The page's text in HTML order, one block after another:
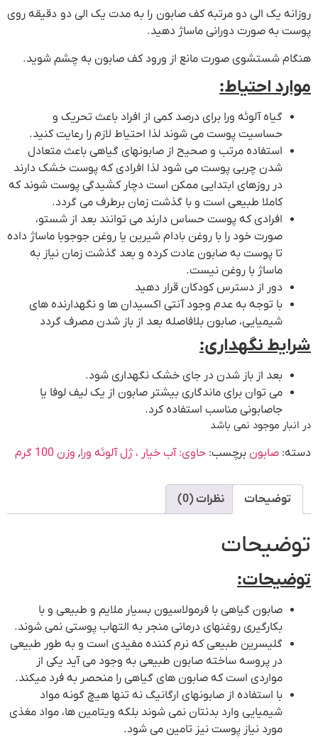
روزانه یک الی دو مرتبه کف صابون را به مدت یک الی دو دقیقه روی
پوست به صورت دورانی ماساژ دهید.
هنگام شستشوی صورت مانع از ورود کف صابون به چشم شوید.
موارد احتیاط:
گیاه آلوئه ورا برای درصد کمی از افراد باعث تحریک و
حساسیت پوست می شوند لذا احتیاط لازم را رعایت کنید.
استفاده مرتب و صحیح از صابونهای گیاهی باعث متعادل
شدن چربی پوست می شود لذا افرادی که پوست خشک دارند
در روزهای ابتدایی ممکن است دچار کشیدگی پوست شوند که
کاملا طبیعی است و با گذشت زمان برطرف می گردد.
افرادی که پوست حساس دارند می توانند بعد از شستو،
صورت خود را با روغن بادام شیرین یا روغن جوجوبا ماساژ داده
تا پوست به صابون عادت کرده و بعد گذشت زمان نیاز به
ماساژ با روغن نیست.
دور از دسترس کودکان قرار دهید
با توجه به عدم وجود آنتی اکسیدان ها و نگهدارنده های
شیمیایی، صابون بلافاصله بعد از باز شدن مصرف گردد
شرایط نگهداری:
بعد از باز شدن در جای خشک نگهداری شود.
می توان برای ماندگاری بیشتر صابون از یک لیف لوفا یا
جاصابونی مناسب استفاده کرد.
در انبار موجود نمی باشد
دسته: صابون برچسب: حاوی: آب خیار ، ژل آلوئه ورا, وزن 100 گرم
توضیحات نظرات (0)
توضیحات
توضیحات:
صابون گیاهی با فرمولاسیون بسیار ملایم و طبیعی و با
بکارگیری روغنهای درمانی منجر به التهاب پوستی نمی شوند.
گلیسرین طبیعی که نرم کننده مفیدی است و به طور طبیعی
در پروسه ساخته صابون طبیعی به وجود می آید یکی از
مواردی است که صابون های گیاهی را منحصر به فرد میکند.
با استفاده از صابونهای ارگانیگ نه تنها هیچ گونه مواد
شیمیایی وارد بدنتان نمی شوند بلکه ویتامین ها، مواد مغذی
مورد نیاز پوست نیز تامین می شود.